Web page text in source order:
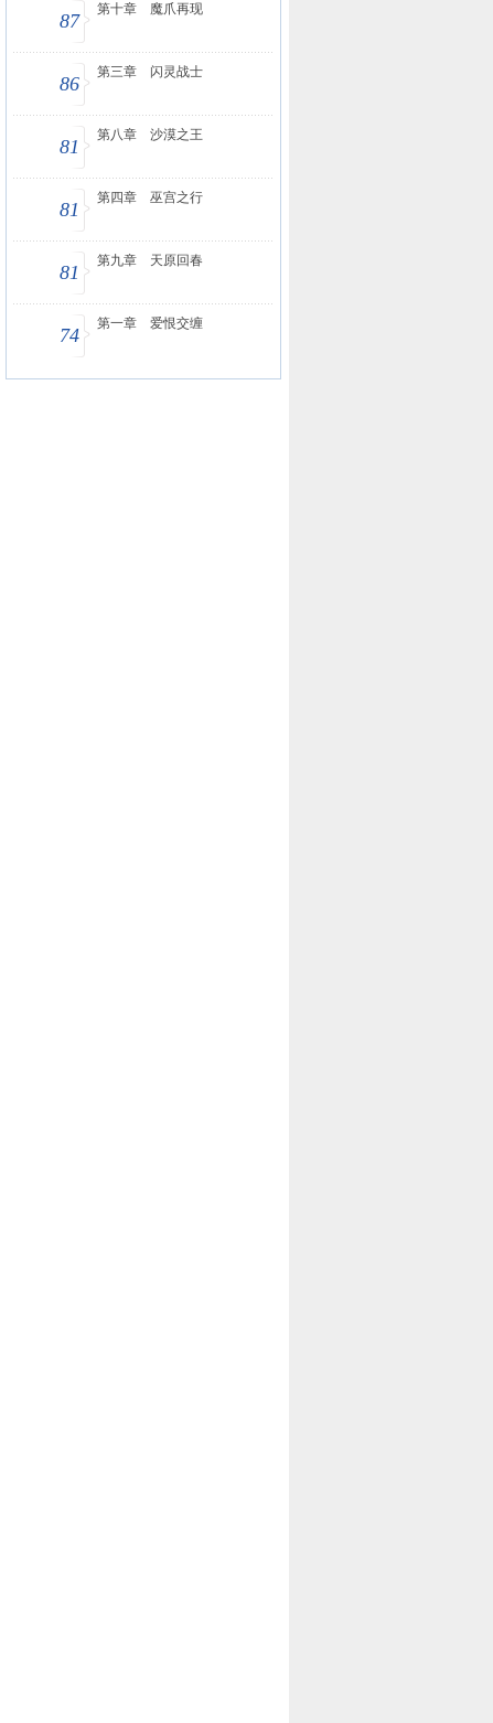
87
第十章 魔爪再现
86
第三章 闪灵战士
81
第八章 沙漠之王
81
第四章 巫宫之行
81
第九章 天原回春
74
第一章 爱恨交缠